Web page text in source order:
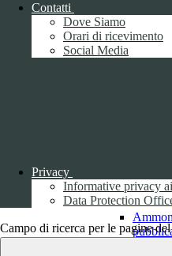
Contatti
Dove Siamo
Orari di ricevimento
Social Media
Privacy
Informative privacy
Data Protection
Campo di ricerca per le pagine